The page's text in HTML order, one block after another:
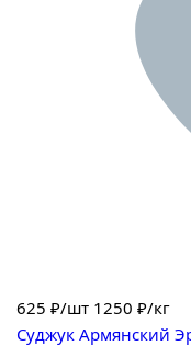
625 ₽/шт 1250 ₽/кг
Суджук Армянский